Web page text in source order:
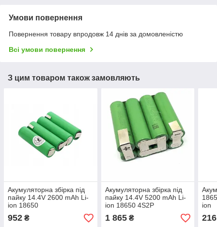
Умови повернення
Повернення товару впродовж 14 днів за домовленістю
Всі умови повернення
З цим товаром також замовляють
Акумуляторна збірка під
пайку 14.4V 2600 mAh Li-
ion 18650
952 ₴
Акумуляторна збірка під
пайку 14.4V 5200 mAh Li-
ion 18650 4S2P
1 865₴
ion
216